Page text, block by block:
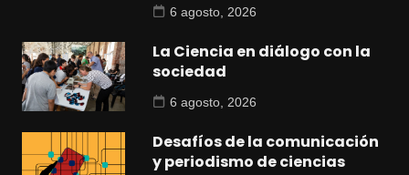
6 agosto, 2026
La Ciencia en diálogo con la
sociedad
6 agosto, 2026
Desafíos de la comunicación
y periodismo de ciencias